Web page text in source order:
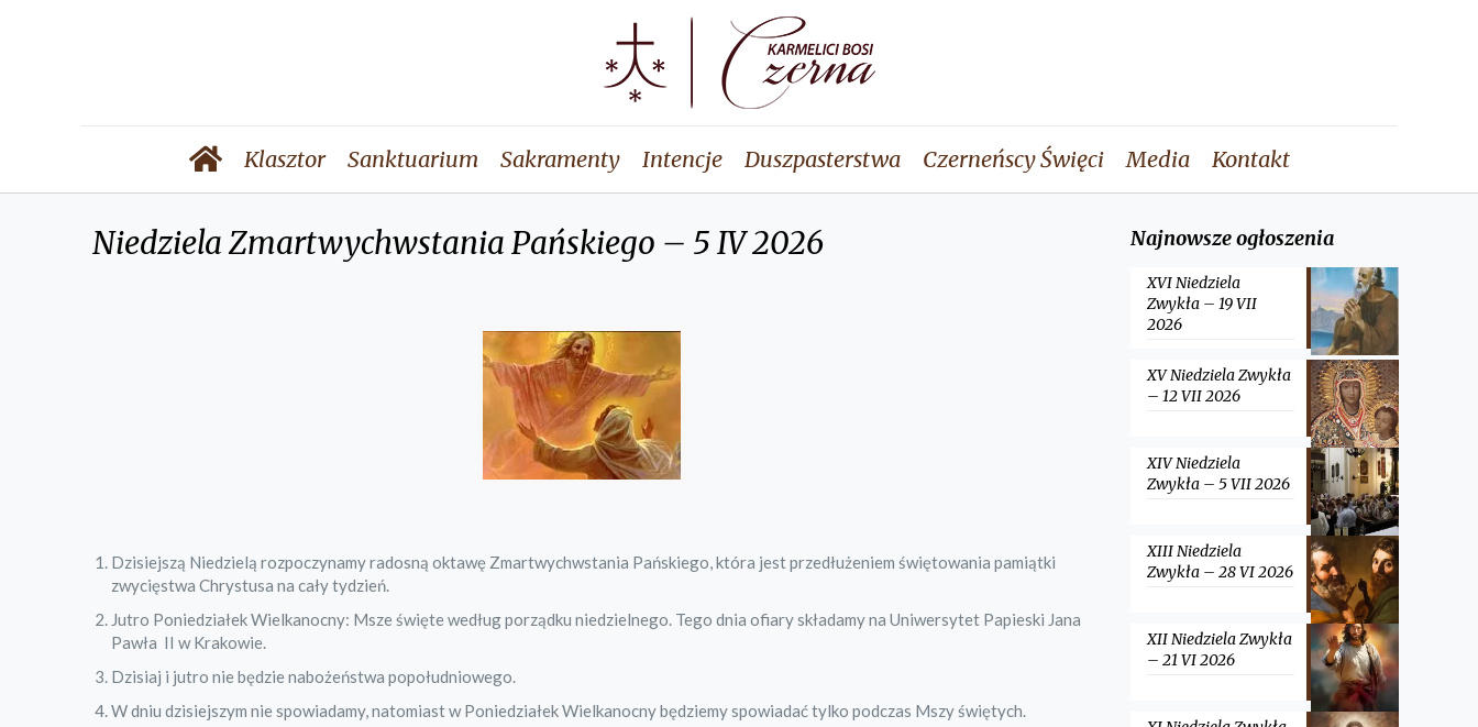
Klasztor Sanktuarium Sakramenty Intencje Duszpasterstwa Czerneńscy Święci Media Kontakt
Niedziela Zmartwychwstania Pańskiego – 5 IV 2026
Dzisiejszą Niedzielą rozpoczynamy radosną oktawę Zmartwychwstania Pańskiego, która jest przedłużeniem świętowania pamiątki
zwycięstwa Chrystusa na cały tydzień.
Jutro Poniedziałek Wielkanocny: Msze święte według porządku niedzielnego. Tego dnia ofiary składamy na Uniwersytet Papieski Jana
Pawła II w Krakowie.
Dzisiaj i jutro nie będzie nabożeństwa popołudniowego.
W dniu dzisiejszym nie spowiadamy, natomiast w Poniedziałek Wielkanocny będziemy spowiadać tylko podczas Mszy świętych.
Najnowsze ogłoszenia
XVI Niedziela
Zwykła – 19 VII
2026
XV Niedziela Zwykła
– 12 VII 2026
XIV Niedziela
Zwykła – 5 VII 2026
XIII Niedziela
Zwykła – 28 VI 2026
XII Niedziela Zwykła
– 21 VI 2026